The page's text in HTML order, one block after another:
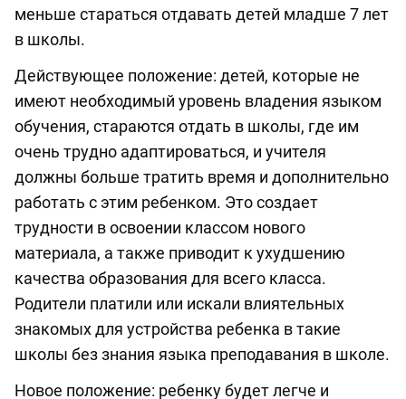
меньше стараться отдавать детей младше 7 лет
в школы.
Действующее положение: детей, которые не
имеют необходимый уровень владения языком
обучения, стараются отдать в школы, где им
очень трудно адаптироваться, и учителя
должны больше тратить время и дополнительно
работать с этим ребенком. Это создает
трудности в освоении классом нового
материала, а также приводит к ухудшению
качества образования для всего класса.
Родители платили или искали влиятельных
знакомых для устройства ребенка в такие
школы без знания языка преподавания в школе.
Новое положение: ребенку будет легче и